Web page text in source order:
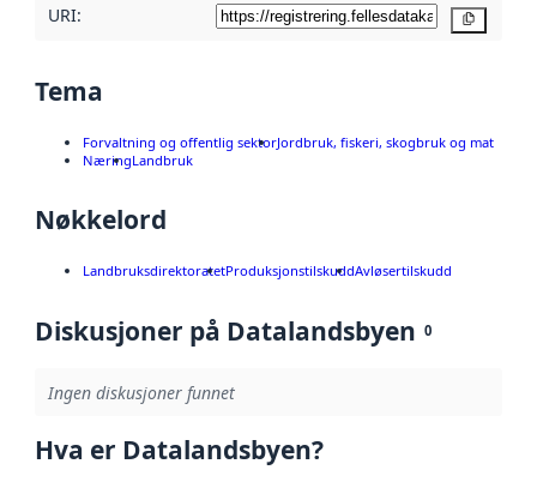
URI:
Tema
Forvaltning og offentlig sektorJordbruk, fiskeri, skogbruk og mat
NæringLandbruk
Nøkkelord
LandbruksdirektoratetProduksjonstilskuddAvløsertilskudd
Diskusjoner på Datalandsbyen 0
Ingen diskusjoner funnet
Hva er Datalandsbyen?